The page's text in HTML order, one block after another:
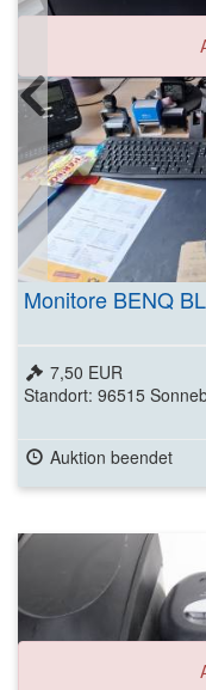
Monitore BENQ
7,50 EUR
Standort: 96515
Auktion beendet